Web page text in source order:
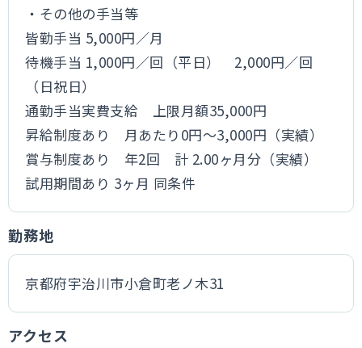
・その他の手当等
皆勤手当 5,000円／月
待機手当 1,000円／回（平日） 2,000円／回
（日祝日）
通勤手当実費支給 上限月額35,000円
昇給制度あり 月あたり0円～3,000円（実績）
賞与制度あり 年2回 計 2.00ヶ月分（実績）
試用期間あり 3ヶ月 同条件
勤務地
京都府宇治川市小倉町老ノ木31
アクセス